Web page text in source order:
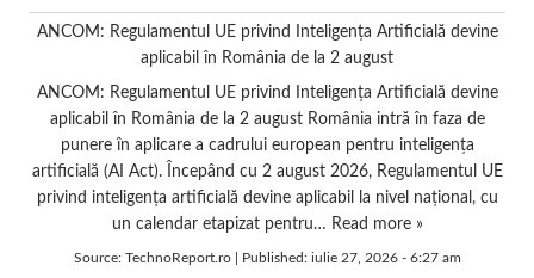
ANCOM: Regulamentul UE privind Inteligența Artificială devine
aplicabil în România de la 2 august
ANCOM: Regulamentul UE privind Inteligența Artificială devine
aplicabil în România de la 2 august România intră în faza de
punere în aplicare a cadrului european pentru inteligența
artificială (AI Act). Începând cu 2 august 2026, Regulamentul UE
privind inteligența artificială devine aplicabil la nivel național, cu
un calendar etapizat pentru… Read more »
Source: TechnoReport.ro| Published: iulie 27, 2026 - 6:27 am